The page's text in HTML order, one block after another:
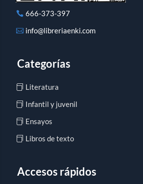
666-373-397
info@libreriaenki.com
Categorías
Literatura
Infantil y juvenil
Ensayos
Libros de texto
Accesos rápidos